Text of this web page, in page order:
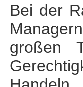
Bei der
großen